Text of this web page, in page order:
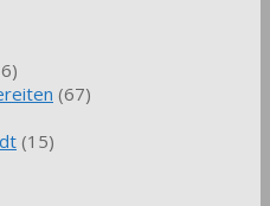
(67)
(15)